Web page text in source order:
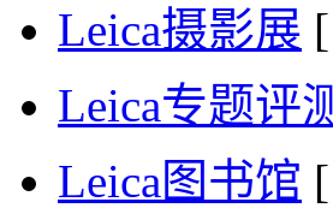
Leica摄影展
Leica专题评
Leica图书馆